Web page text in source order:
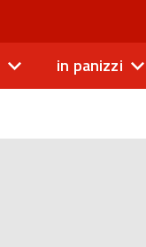
in panizzi